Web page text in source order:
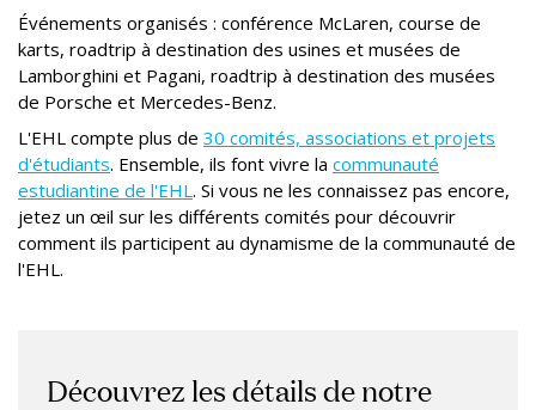
Événements organisés : conférence McLaren, course de
karts, roadtrip à destination des usines et musées de
Lamborghini et Pagani, roadtrip à destination des musées
de Porsche et Mercedes-Benz.
L'EHL compte plus de 30 comités, associations et projets
d'étudiants. Ensemble, ils font vivre la communauté
estudiantine de l'EHL. Si vous ne les connaissez pas encore,
jetez un œil sur les différents comités pour découvrir
comment ils participent au dynamisme de la communauté de
l'EHL.
Découvrez les détails de notre